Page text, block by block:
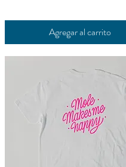
Agregar al carrito